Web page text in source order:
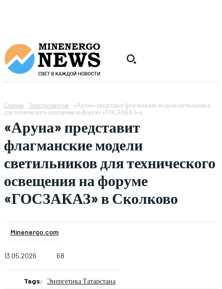
Главная Электроэнергия
«Аруна» представит флагманские модели светильников
для технического освещения на форуме «ГОСЗАКАЗ» в...
«Аруна» представит
флагманские модели
светильников для технического
освещения на форуме
«ГОСЗАКАЗ» в Сколково
Minenergo.com
13.05.2026 68
Tags: Энергетика Татарстана